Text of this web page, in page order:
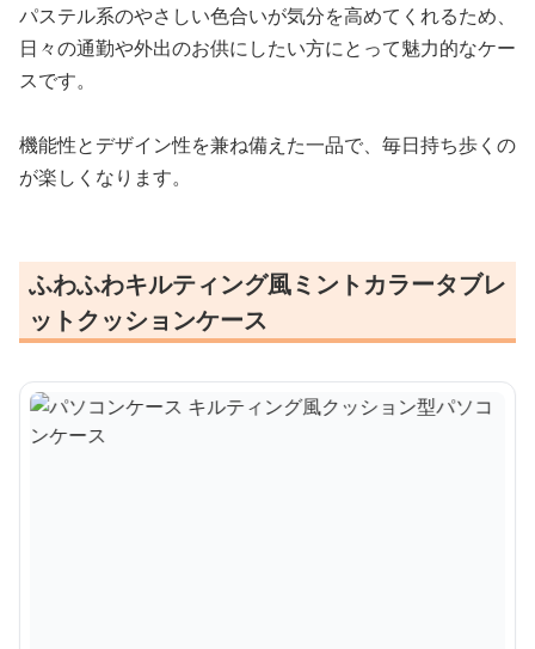
パステル系のやさしい色合いが気分を高めてくれるため、
日々の通勤や外出のお供にしたい方にとって魅力的なケー
スです。
機能性とデザイン性を兼ね備えた一品で、毎日持ち歩くの
が楽しくなります。
ふわふわキルティング風ミントカラータブレ
ットクッションケース